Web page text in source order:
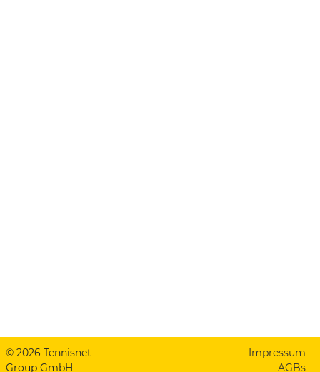
© 2026 Tennisnet
Group GmbH
Impressum
AGBs